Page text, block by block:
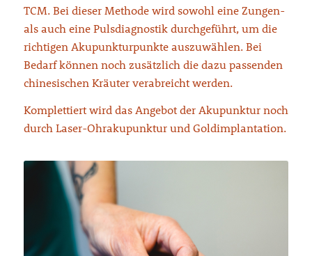
TCM. Bei dieser Methode wird sowohl eine Zungen-
als auch eine Pulsdiagnostik durchgeführt, um die
richtigen Akupunkturpunkte auszuwählen. Bei
Bedarf können noch zusätzlich die dazu passenden
chinesischen Kräuter verabreicht werden.
Komplettiert wird das Angebot der Akupunktur noch
durch Laser-Ohrakupunktur und Goldimplantation.